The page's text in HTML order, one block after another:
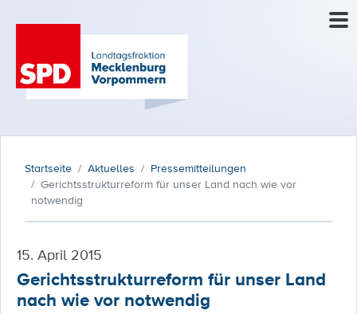
Startseite Aktuelles
Pressemitteilungen
Gerichtsstrukturreform für unser Land nach wie vor
notwendig
15. April 2015
Gerichtsstrukturreform für unser Land
nach wie vor notwendig